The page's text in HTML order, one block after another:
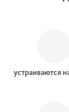
устраиваются